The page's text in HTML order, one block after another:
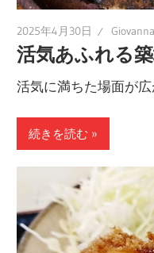
し
て
み
ま
ん
か？
2025年4月30日 Giovanna
活気あふれる
活気に満ちた場面が
続きを読む